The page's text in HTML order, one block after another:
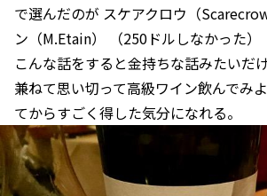
で選んだのが スケアクロウ（
ン（M.Etain） （250ドルしなかった）
こんな話をすると金持ちな話みたいだ
兼ねて思い切って高級ワイン飲んでみ
てからすごく得した気分になれる。